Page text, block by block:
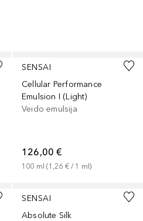
SENSAI
Cellular Performance
Emulsion I (Light)
Veido emulsija
126,00 €
100 ml (1,26 € / 1 ml)
SENSAI
Absolute Silk